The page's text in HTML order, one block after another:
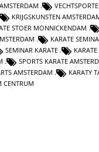
KRIJGSKUNSTEN
STOER MONNICKENDAM
KARATE
SEMINAR KARATE
SPORTS KARATE
AMSTERDAM KARATY
CENTRUM